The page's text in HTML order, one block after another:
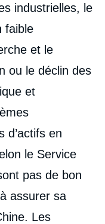
industrielles, le
faible
et le
ou le déclin des
et
d’actifs en
le Service
pas de bon
assurer sa
Les